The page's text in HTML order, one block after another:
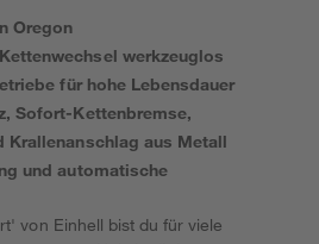
Oregon
werkzeuglos
für hohe Lebensdauer
Sofort-Kettenbremse,
Krallenanschlag aus Metall
und automatische
von Einhell bist du für viele